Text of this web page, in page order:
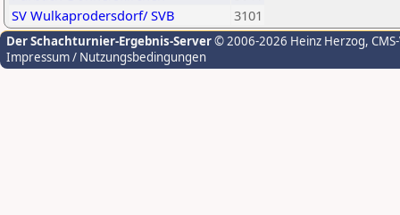
SV Wulkaprodersdorf/ SVB
3101
Der Schachturnier-Ergebnis-Server© 2006-2026 Heinz Herzog,
Impressum / Nutzungsbedingungen